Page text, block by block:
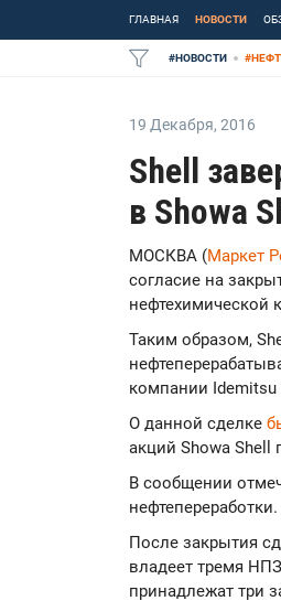
ГЛАВНАЯ НОВОСТИ
#НОВОСТИ #
19 Декабря, 2016
Shell
в Showa
МОСКВА (Маркет
согласие на
нефтехимической
Таким образом,
компании Idemitsu
О данной сделке
акций Showa Shell
В сообщении
нефтепереработки.
После закрытия
владеет тремя
принадлежат три